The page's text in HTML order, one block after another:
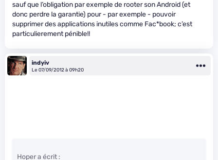
sauf que l’obligation par exemple de rooter son Android (et
donc perdre la garantie) pour - par exemple - pouvoir
supprimer des applications inutiles comme Fac*book; c’est
particulierement pénible!!
indyiv
Le 07/09/2012 à 09h20
Hoper a écrit :